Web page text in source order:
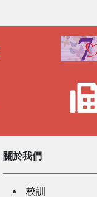
關於我們
校訓